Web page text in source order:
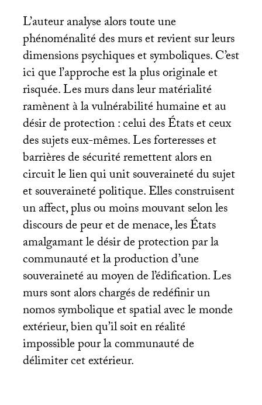
L’auteur analyse alors toute une
phénoménalité des murs et revient sur leurs
dimensions psychiques et symboliques. C’est
ici que l’approche est la plus originale et
risquée. Les murs dans leur matérialité
ramènent à la vulnérabilité humaine et au
désir de protection : celui des États et ceux
des sujets eux-mêmes. Les forteresses et
barrières de sécurité remettent alors en
circuit le lien qui unit souveraineté du sujet
et souveraineté politique. Elles construisent
un affect, plus ou moins mouvant selon les
discours de peur et de menace, les États
amalgamant le désir de protection par la
communauté et la production d’une
souveraineté au moyen de l’édification. Les
murs sont alors chargés de redéfinir un
nomos symbolique et spatial avec le monde
extérieur, bien qu’il soit en réalité
impossible pour la communauté de
délimiter cet extérieur.